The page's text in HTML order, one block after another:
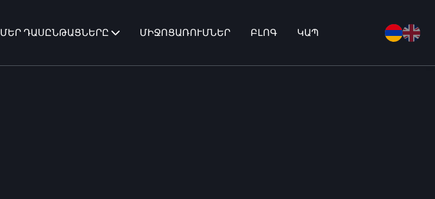
ՄԵՐ ԴԱՍԸՆԹԱՑՆԵՐԸ ՄԻՋՈՑԱՌՈՒՄՆԵՐ ԲԼՈԳ ԿԱՊ